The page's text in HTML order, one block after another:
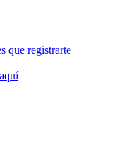
que registrarte